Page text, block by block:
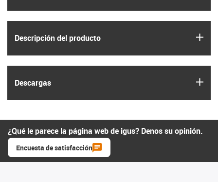
Descripción del producto
Descargas
¿Qué le parece la página web de igus? Denos su opinión.
Encuesta de satisfacción